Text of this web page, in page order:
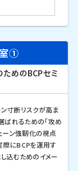
①
めのBCPセミ
寸断リスクが高ま
ばれるための「攻め
ーン強靭化の視点
際にBCPを運用す
込むためのイメー